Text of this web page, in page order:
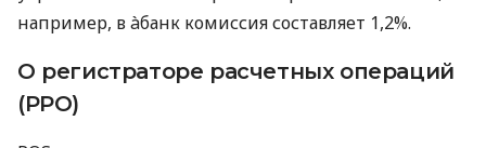
например, в àбанк комиссия составляет 1,2%.
О регистраторе расчетных операций
(РРО)